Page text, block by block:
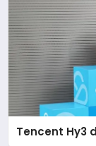
Tencent Hy3